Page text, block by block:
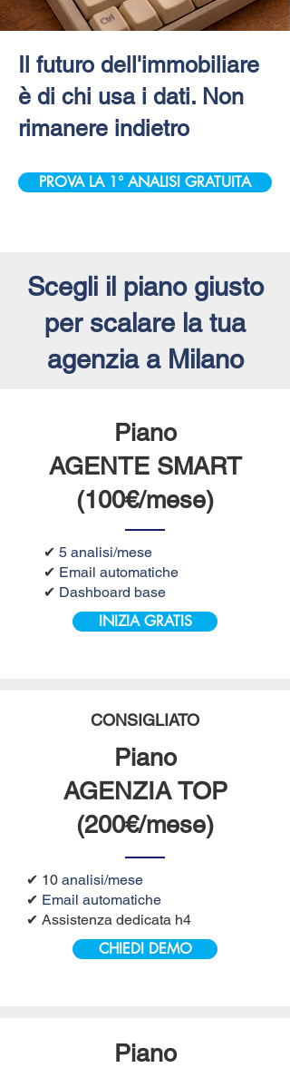
Il futuro dell'immobiliare
è di chi usa i dati. Non
rimanere indietro
PROVA LA 1° ANALISI GRATUITA
Scegli il piano giusto
per scalare la tua
agenzia a Milano
Piano
AGENTE SMART
(100€/mese)
✔ 5 analisi/mese
✔ Email automatiche
✔ Dashboard base
INIZIA GRATIS
CONSIGLIATO
Piano
AGENZIA TOP
(200€/mese)
✔ 10 analisi/mese
✔ Email automatiche
✔ Assistenza dedicata h4
CHIEDI DEMO
Piano